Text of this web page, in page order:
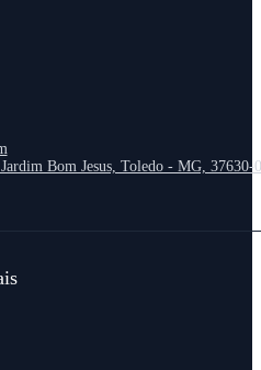
Bom Jesus, Toledo - MG,